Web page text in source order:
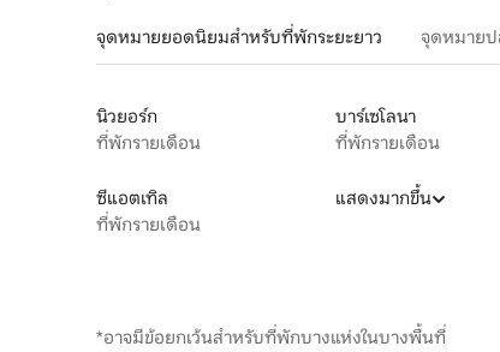
จุดหมายยอดนิยมสำหรับที่พักระยะยาว จุดหมายป
นิวยอร์ก
ที่พักรายเดือน
บาร์เซโลนา
ที่พักรายเดือน
ซีแอตเทิล
ที่พักรายเดือน
แสดงมากขึ้น
*อาจมีข้อยกเว้นสำหรับที่พักบางแห่งในบางพื้นที่